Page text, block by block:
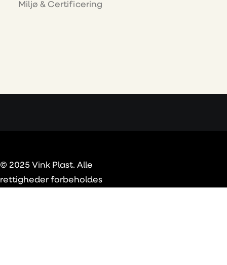
Miljø & Certificering
© 2025 Vink Plast. Alle
rettigheder forbeholdes